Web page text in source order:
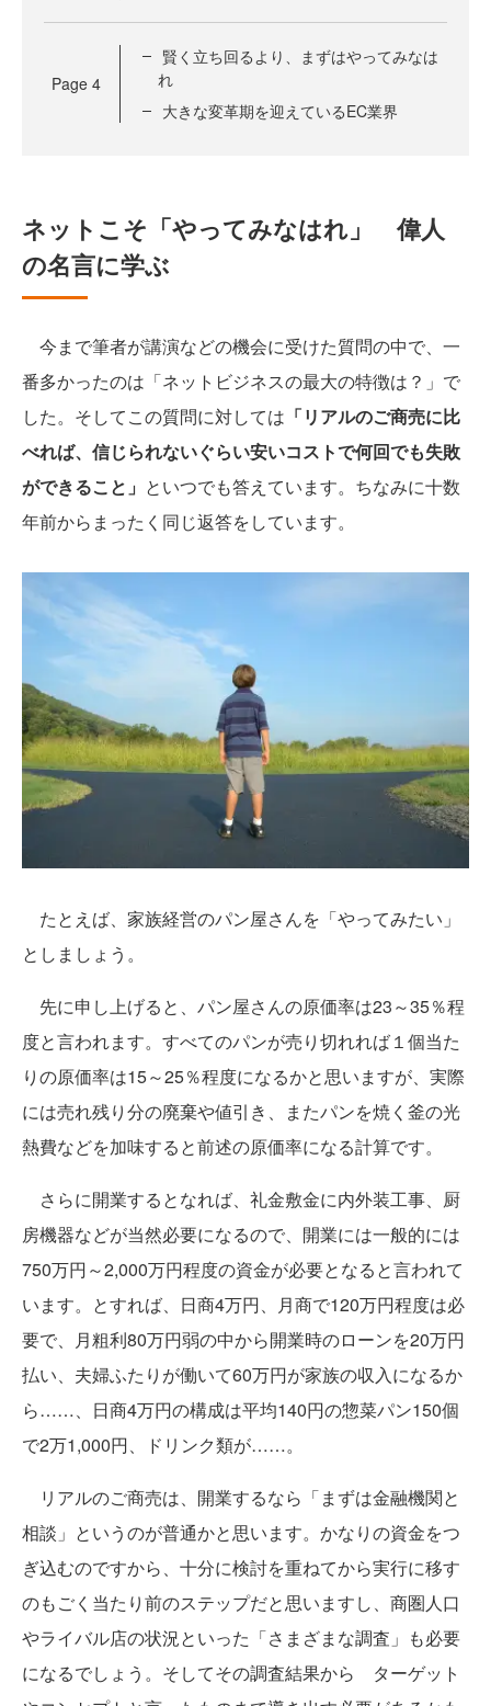
Page 4
賢く立ち回るより、まずはやってみなは
れ
大きな変革期を迎えているEC業界
ネットこそ「やってみなはれ」 偉人
の名言に学ぶ
今まで筆者が講演などの機会に受けた質問の中で、一
番多かったのは「ネットビジネスの最大の特徴は？」で
した。そしてこの質問に対しては 「リアルのご商売に比
べれば、信じられないぐらい安いコストで何回でも失敗
ができること」 といつでも答えています。ちなみに十数
年前からまったく同じ返答をしています。
たとえば、家族経営のパン屋さんを「やってみたい」
としましょう。
先に申し上げると、パン屋さんの原価率は23～35％程
度と言われます。すべてのパンが売り切れれば１個当た
りの原価率は15～25％程度になるかと思いますが、実際
には売れ残り分の廃棄や値引き、またパンを焼く釜の光
熱費などを加味すると前述の原価率になる計算です。
さらに開業するとなれば、礼金敷金に内外装工事、厨
房機器などが当然必要になるので、開業には一般的には
750万円～2,000万円程度の資金が必要となると言われて
います。とすれば、日商4万円、月商で120万円程度は必
要で、月粗利80万円弱の中から開業時のローンを20万円
払い、夫婦ふたりが働いて60万円が家族の収入になるか
ら……、日商4万円の構成は平均140円の惣菜パン150個
で2万1,000円、ドリンク類が……。
リアルのご商売は、開業するなら「まずは金融機関と
相談」というのが普通かと思います。かなりの資金をつ
ぎ込むのですから、十分に検討を重ねてから実行に移す
のもごく当たり前のステップだと思いますし、商圏人口
やライバル店の状況といった「さまざまな調査」も必要
になるでしょう。そしてその調査結果から ターゲット